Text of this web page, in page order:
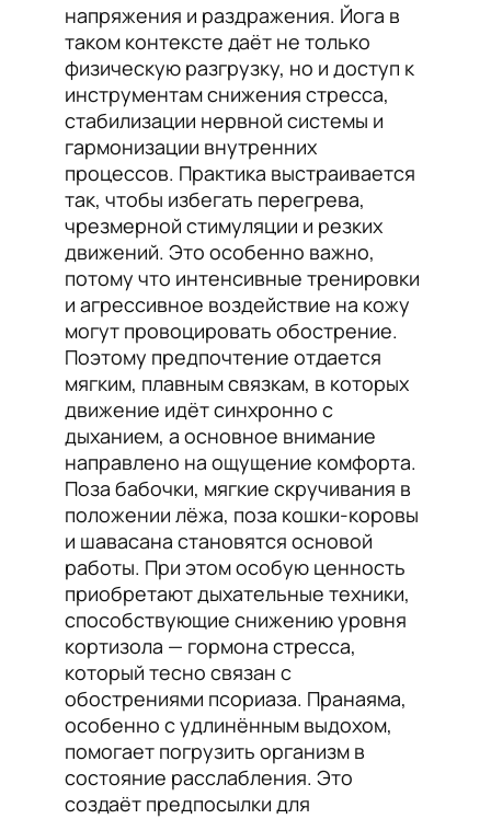
напряжения и раздражения. Йога в
таком контексте даёт не только
физическую разгрузку, но и доступ к
инструментам снижения стресса,
стабилизации нервной системы и
гармонизации внутренних
процессов. Практика выстраивается
так, чтобы избегать перегрева,
чрезмерной стимуляции и резких
движений. Это особенно важно,
потому что интенсивные тренировки
и агрессивное воздействие на кожу
могут провоцировать обострение.
Поэтому предпочтение отдается
мягким, плавным связкам, в которых
движение идёт синхронно с
дыханием, а основное внимание
направлено на ощущение комфорта.
Поза бабочки, мягкие скручивания в
положении лёжа, поза кошки-коровы
и шавасана становятся основой
работы. При этом особую ценность
приобретают дыхательные техники,
способствующие снижению уровня
кортизола — гормона стресса,
который тесно связан с
обострениями псориаза. Пранаяма,
особенно с удлинённым выдохом,
помогает погрузить организм в
состояние расслабления. Это
создаёт предпосылки для